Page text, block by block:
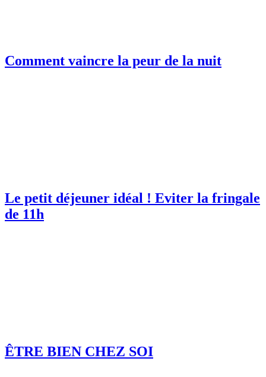
Comment vaincre la peur de la nuit
Le petit déjeuner idéal ! Eviter la fringale
de 11h
ÊTRE BIEN CHEZ SOI